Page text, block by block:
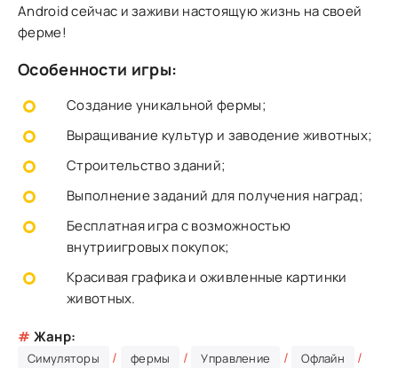
Android сейчас и заживи настоящую жизнь на своей
ферме!
Особенности игры:
Создание уникальной фермы;
Выращивание культур и заводение животных;
Строительство зданий;
Выполнение заданий для получения наград;
Бесплатная игра с возможностью
внутриигровых покупок;
Красивая графика и оживленные картинки
животных.
# Жанр:
Симуляторы / фермы / Управление / Офлайн /